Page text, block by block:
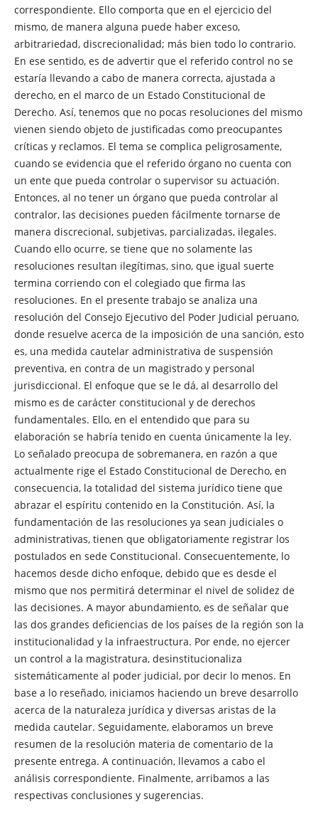
correspondiente. Ello comporta que en el ejercicio del
mismo, de manera alguna puede haber exceso,
arbitrariedad, discrecionalidad; más bien todo lo contrario.
En ese sentido, es de advertir que el referido control no se
estaría llevando a cabo de manera correcta, ajustada a
derecho, en el marco de un Estado Constitucional de
Derecho. Así, tenemos que no pocas resoluciones del mismo
vienen siendo objeto de justificadas como preocupantes
críticas y reclamos. El tema se complica peligrosamente,
cuando se evidencia que el referido órgano no cuenta con
un ente que pueda controlar o supervisor su actuación.
Entonces, al no tener un órgano que pueda controlar al
contralor, las decisiones pueden fácilmente tornarse de
manera discrecional, subjetivas, parcializadas, ilegales.
Cuando ello ocurre, se tiene que no solamente las
resoluciones resultan ilegítimas, sino, que igual suerte
termina corriendo con el colegiado que firma las
resoluciones. En el presente trabajo se analiza una
resolución del Consejo Ejecutivo del Poder Judicial peruano,
donde resuelve acerca de la imposición de una sanción, esto
es, una medida cautelar administrativa de suspensión
preventiva, en contra de un magistrado y personal
jurisdiccional. El enfoque que se le dá, al desarrollo del
mismo es de carácter constitucional y de derechos
fundamentales. Ello, en el entendido que para su
elaboración se habría tenido en cuenta únicamente la ley.
Lo señalado preocupa de sobremanera, en razón a que
actualmente rige el Estado Constitucional de Derecho, en
consecuencia, la totalidad del sistema jurídico tiene que
abrazar el espíritu contenido en la Constitución. Así, la
fundamentación de las resoluciones ya sean judiciales o
administrativas, tienen que obligatoriamente registrar los
postulados en sede Constitucional. Consecuentemente, lo
hacemos desde dicho enfoque, debido que es desde el
mismo que nos permitirá determinar el nivel de solidez de
las decisiones. A mayor abundamiento, es de señalar que
las dos grandes deficiencias de los países de la región son la
institucionalidad y la infraestructura. Por ende, no ejercer
un control a la magistratura, desinstitucionaliza
sistemáticamente al poder judicial, por decir lo menos. En
base a lo reseñado, iniciamos haciendo un breve desarrollo
acerca de la naturaleza jurídica y diversas aristas de la
medida cautelar. Seguidamente, elaboramos un breve
resumen de la resolución materia de comentario de la
presente entrega. A continuación, llevamos a cabo el
análisis correspondiente. Finalmente, arribamos a las
respectivas conclusiones y sugerencias.